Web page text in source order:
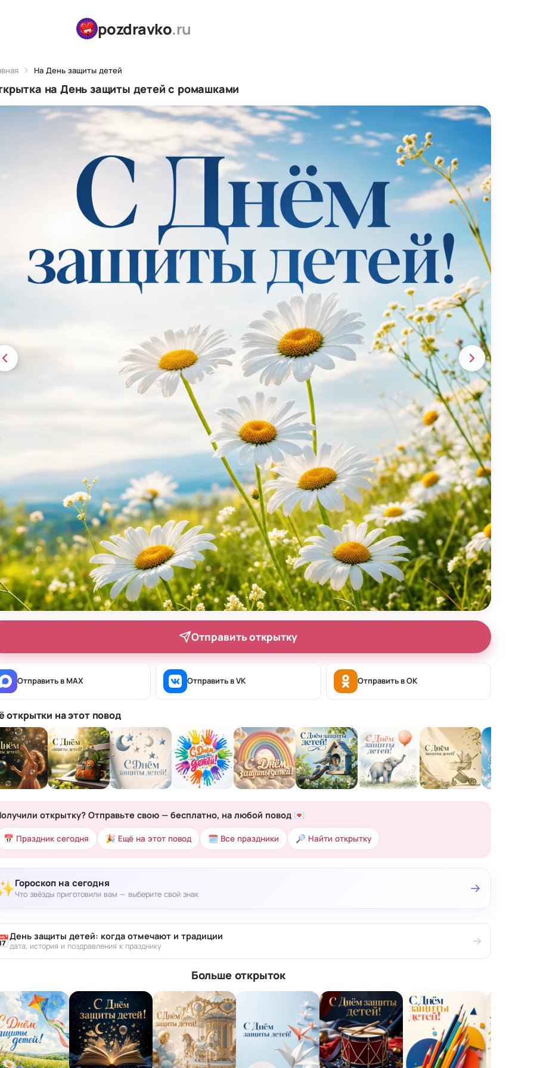
pozdravko.ru
На День защиты детей
на День защиты детей с ромашками
Отправить открытку
Отправить в MAX Отправить в VK Отправить в OK
открытки на этот повод
открытку? Отправьте свою — бесплатно, на любой повод 💌
📅 Праздник сегодня 🎉 Ещё на этот повод 🗓 Все праздники 🔎 Найти открытку
Гороскоп на сегодня
Что звёзды приготовили вам — выберите свой знак →
День защиты детей: когда отмечают и традиции
дата, история и поздравления к празднику →
Больше открыток